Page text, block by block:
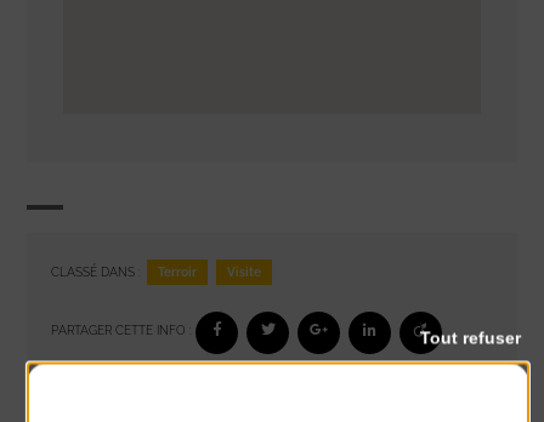
CLASSÉ DANS : Terroir Visite
PARTAGER CETTE INFO : Tout refuser